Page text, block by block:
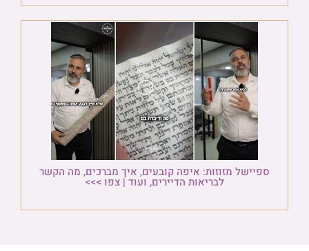
ספיישל מזוזות: איפה קובעים, איך מברכים, מה הקשר
לבריאות הדיירים, ועוד | צפו >>>